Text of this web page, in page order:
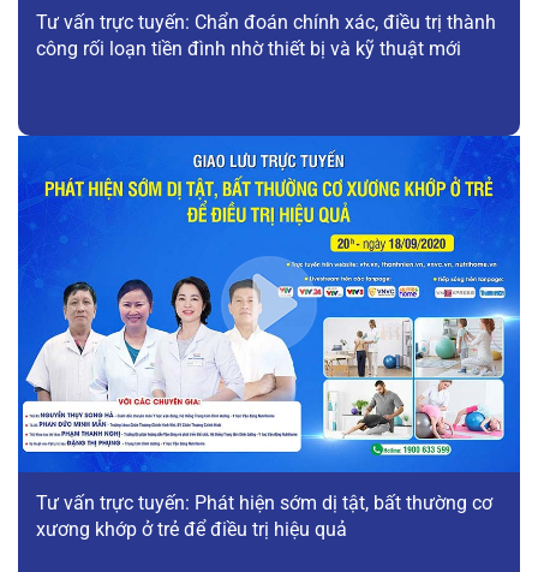
Tư vấn trực tuyến: Chẩn đoán chính xác, điều trị thành
công rối loạn tiền đình nhờ thiết bị và kỹ thuật mới
Tư vấn trực tuyến: Phát hiện sớm dị tật, bất thường cơ
xương khớp ở trẻ để điều trị hiệu quả